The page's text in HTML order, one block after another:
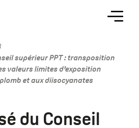
Menu
supérieur PPT : transposition
valeurs limites d’exposition
et aux diisocyanates
du Conseil